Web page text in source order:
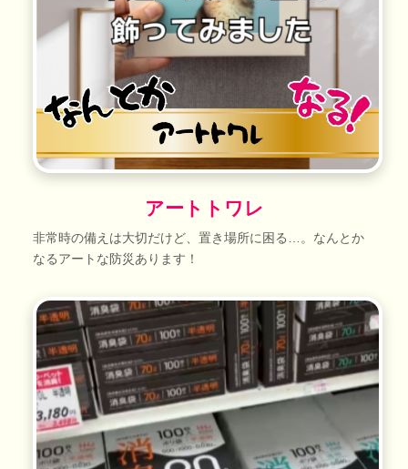
アートトワレ
非常時の備えは大切だけど、置き場所に困る…。なんとか
なるアートな防災あります！